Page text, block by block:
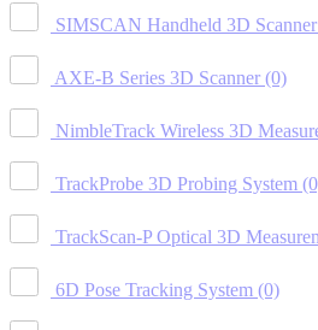
SIMSCAN Handheld 3D Scanner
AXE-B Series 3D Scanner (0)
NimbleTrack Wireless 3D
TrackProbe 3D Probing System
TrackScan-P Optical 3D
6D Pose Tracking System (0)